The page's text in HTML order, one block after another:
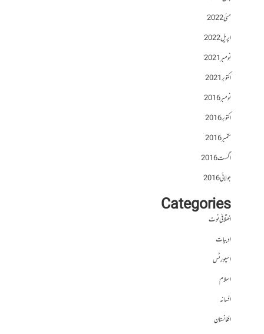
مئی 2022
اپریل 2022
نومبر 2021
اکتوبر 2021
نومبر 2016
اکتوبر 2016
ستمبر 2016
اگست 2016
جولائی 2016
Categories
اختلافی نوٹ
ادبیات
اسپورٹس
اسلام
افسانہ
افغانستان